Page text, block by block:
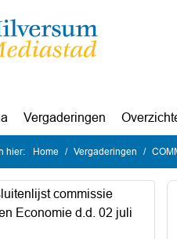
pagina
Vergaderingen
hier: Home Vergaderingen
commissie
Economie d.d. 02 juli